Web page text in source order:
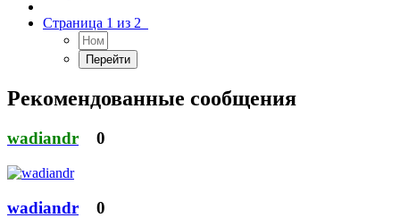
Страница 1 из 2
Рекомендованные сообщения
wadiandr 0
wadiandr 0